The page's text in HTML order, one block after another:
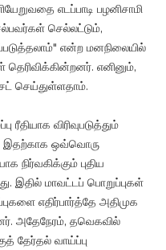
எடப்பாடி பழனிசாமி
செல்லட்டும்,
என்ற மனநிலையில்
எனினும்,
செய்துள்ளதாம்.
விரிவுபடுத்தும்
இதற்காக ஒவ்வொரு
நிர்வகிக்கும் புதிய
இதில் மாவட்டப் பொறுப்புகள்
எதிர்பார்த்தே அதிமுக
அதேநேரம், தவெகவில்
தேர்தல் வாய்ப்பு